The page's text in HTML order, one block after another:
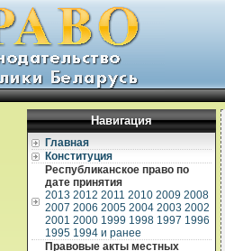
Навигация
Главная
Конституция
Республиканское право по
дате принятия
2013 2012 2011 2010 2009 2008
2007 2006 2005 2004 2003 2002
2001 2000 1999 1998 1997 1996
1995 1994 и ранее
Правовые акты местных